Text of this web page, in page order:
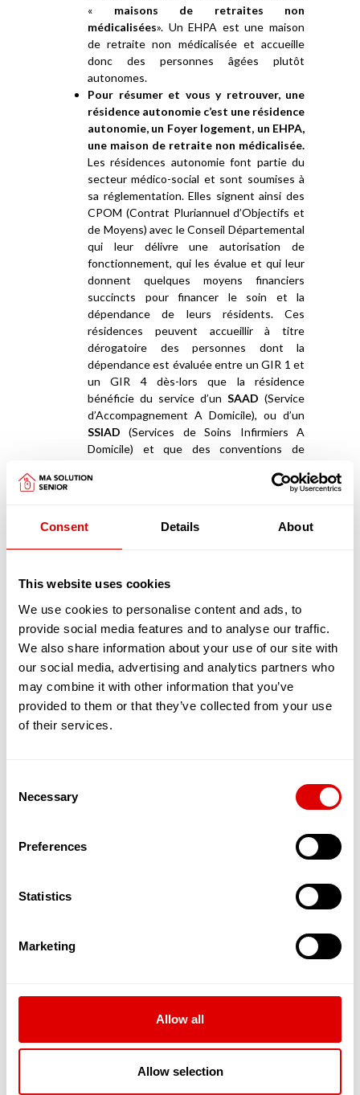
Consent Details About
This website uses cookies
We use cookies to personalise content and ads, to
provide social media features and to analyse our traffic.
We also share information about your use of our site with
our social media, advertising and analytics partners who
may combine it with other information that you’ve
provided to them or that they’ve collected from your use
of their services.
Selection
Necessary
Preferences
Statistics
Marketing
Allow all
Allow selection
« maisons de retraites non
médicalisées». Un EHPA est une maison
de retraite non médicalisée et accueille
donc des personnes âgées plutôt
autonomes.
Pour résumer et vous y retrouver, une
résidence autonomie c’est une résidence
autonomie, un Foyer logement, un EHPA,
une maison de retraite non médicalisée.
Les résidences autonomie font partie du
secteur médico-social et sont soumises à
sa réglementation. Elles signent ainsi des
CPOM (Contrat Pluriannuel d’Objectifs et
de Moyens) avec le Conseil Départemental
qui leur délivre une autorisation de
fonctionnement, qui les évalue et qui leur
donnent quelques moyens financiers
succincts pour financer le soin et la
dépendance de leurs résidents. Ces
résidences peuvent accueillir à titre
dérogatoire des personnes dont la
dépendance est évaluée entre un GIR 1 et
un GIR 4 dès-lors que la résidence
bénéficie du service d’un SAAD (Service
d’Accompagnement A Domicile), ou d’un
SSIAD (Services de Soins Infirmiers A
Domicile) et que des conventions de
EHPAD
coliving
La deuxième catégorie de résidences séniors
maisonnées en coliving
Les logements en coliving proposent un habitat
partagé entre une quinzaine de séniors,
maximum. Tous vivent sous le même toit, en
bénéficiant de chambres et de toilettes privées.
En revanche, le salon, la cuisine et la salle de
L’objectif est de favoriser les interactions, le
soutien et l’entraide entre résidents. Ces
de bénéficier d’un service leur permettant de
maintenir une activité physique, sociale et
Par ailleurs, des services d’aide à domicile dédiés
encadrés par une Maîtresse de Maison in situ,
offrent un suivi qualitatif de l’aide et des soins
Ces appartements accueillent donc des
personnes âgées autonomes dans un cadre
résidences modernes sont connectées aux
Souvent situés en centre-ville, ces appartements
ou maisonnées en coliving sont souvent privés et